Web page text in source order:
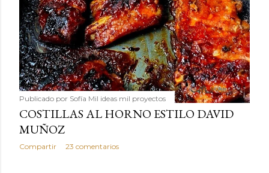
Publicado por Sofía Mil ideas mil proyectos
COSTILLAS AL HORNO ESTILO DAVID
MUÑOZ
Compartir 23 comentarios